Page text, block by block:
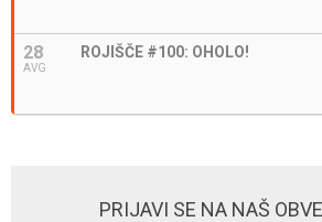
28
AVG
ROJIŠČE #100: OHOLO!
PRIJAVI SE NA NAŠ